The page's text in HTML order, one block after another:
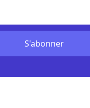
S'abonner